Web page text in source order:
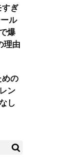
すぎ
ル
爆
理由
の
ン
し